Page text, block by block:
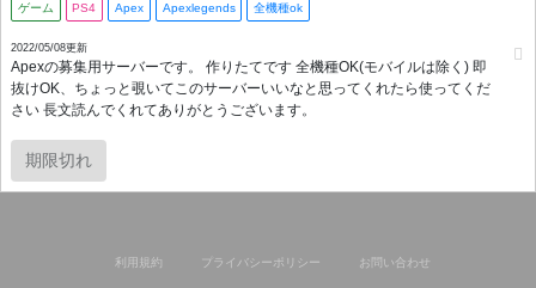
ゲーム PS4 Apex Apexlegends 全機種ok
2022/05/08更新
Apexの募集用サーバーです。 作りたてです 全機種OK(モバイルは除く) 即
抜けOK、ちょっと覗いてこのサーバーいいなと思ってくれたら使ってくだ
さい 長文読んでくれてありがとうございます。
期限切れ
利用規約 プライバシーポリシー お問い合わせ